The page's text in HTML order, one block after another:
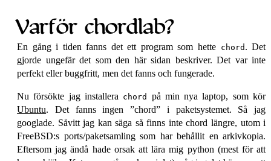
Varför chordlab?
En gång i tiden fanns det ett program som hette chord . Det
gjorde ungefär det som den här sidan beskriver. Det var inte
perfekt eller buggfritt, men det fanns och fungerade.
Nu försökte jag installera chord
på min nya laptop, som kör
Ubuntu. Det fanns ingen chord
i paketsystemet. Så jag
googlade. Såvitt jag kan säga så finns inte chord längre, utom i
FreeBSD:s ports/paketsamling som har behållit en arkivkopia.
Eftersom jag ändå hade orsak att lära mig python (mest för att